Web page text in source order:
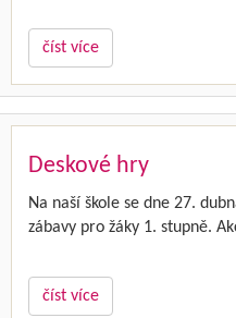
číst více
Deskové hry
Na naší škole se dne 27.
zábavy pro žáky 1. stupně.
číst více